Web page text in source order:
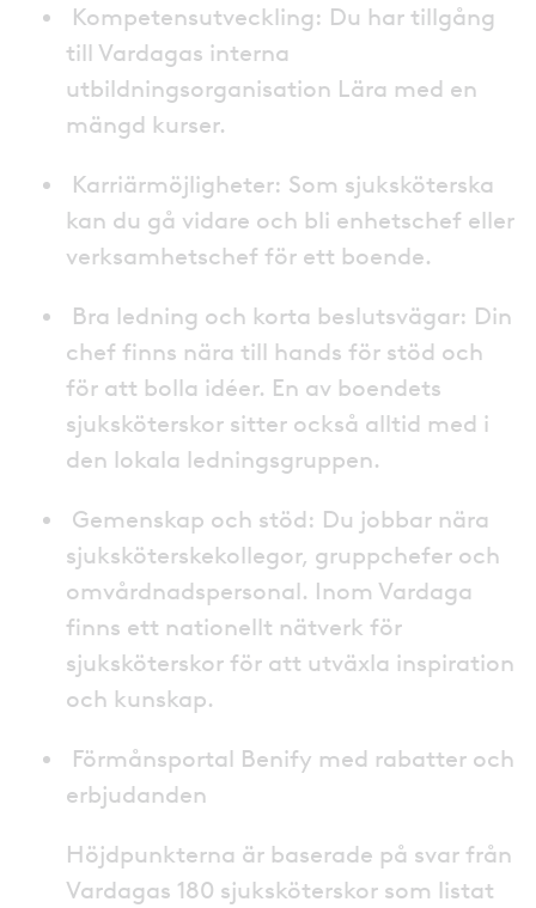
Kompetensutveckling: Du har tillgång
till Vardagas interna
utbildningsorganisation Lära med en
mängd kurser.
Karriärmöjligheter: Som sjuksköterska
kan du gå vidare och bli enhetschef eller
verksamhetschef för ett boende.
Bra ledning och korta beslutsvägar: Din
chef finns nära till hands för stöd och
för att bolla idéer. En av boendets
sjuksköterskor sitter också alltid med i
den lokala ledningsgruppen.
Gemenskap och stöd: Du jobbar nära
sjuksköterskekollegor, gruppchefer och
omvårdnadspersonal. Inom Vardaga
finns ett nationellt nätverk för
sjuksköterskor för att utväxla inspiration
och kunskap.
Förmånsportal Benify med rabatter och
erbjudanden
Höjdpunkterna är baserade på svar från
Vardagas 180 sjuksköterskor som listat